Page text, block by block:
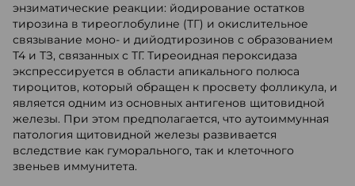
энзиматические реакции: йодирование остатков
тирозина в тиреоглобулине (ТГ) и окислительное
связывание моно- и дийодтирозинов с образованием
Т4 и ТЗ, связанных с ТГ. Тиреоидная пероксидаза
экспрессируется в области апикального полюса
тироцитов, который обращен к просвету фолликула, и
является одним из основных антигенов щитовидной
железы. При этом предполагается, что аутоиммунная
патология щитовидной железы развивается
вследствие как гуморального, так и клеточного
звеньев иммунитета.